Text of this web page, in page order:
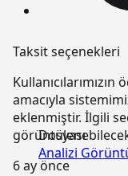
Taksit seçenekleri
amacıyla
eklenmiştir. İlgili
6 ay önce
Dosyası
Analizi